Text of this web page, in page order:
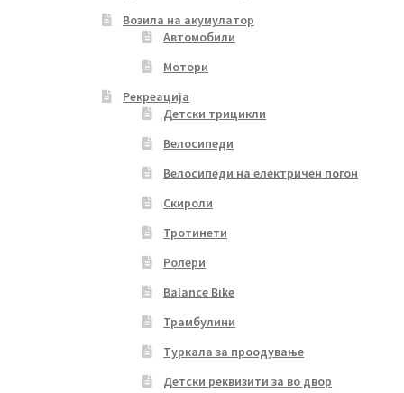
Возила на акумулатор
Автомобили
Мотори
Рекреација
Детски трицикли
Велосипеди
Велосипеди на електричен погон
Скироли
Тротинети
Ролери
Balance Bike
Трамбулини
Туркала за проодување
Детски реквизити за во двор